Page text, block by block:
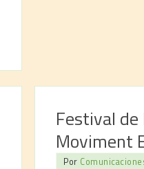
Festival de
Moviment
Por